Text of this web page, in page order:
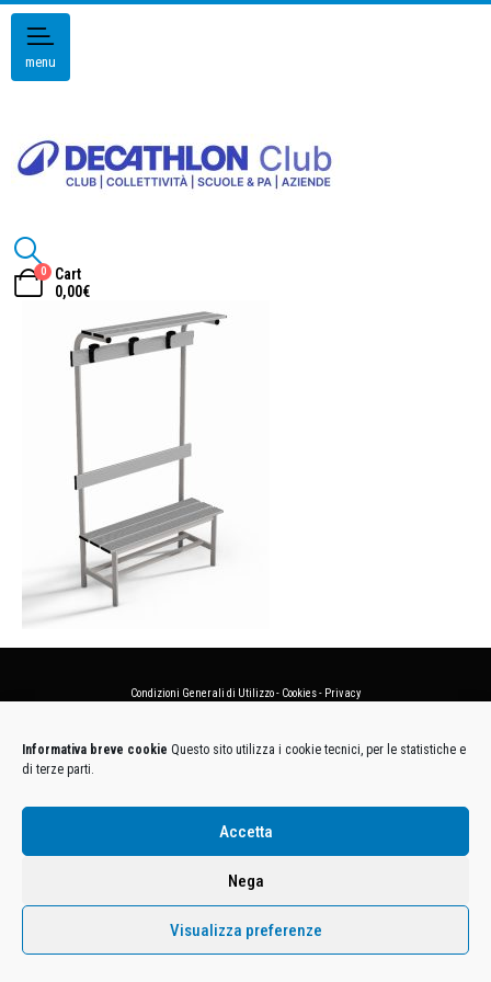
Informativa breve cookie Questo sito utilizza i cookie tecnici, per le statistiche e
di terze parti.
Accetta
Nega
Visualizza preferenze
menu
0
Cart
0,00€
Condizioni Generali di Utilizzo- Cookies- Privacy
Euro 12.500.000 i.v. - C.F. e Iscr. Reg. Imp. Monza e Brianza 02137480964 - R.E.A. MB-1370021 -
P.IVA. 11005760159 - Direzione e coordinamento art. 2497 C.C. DECATHLON SA, Villeneuve